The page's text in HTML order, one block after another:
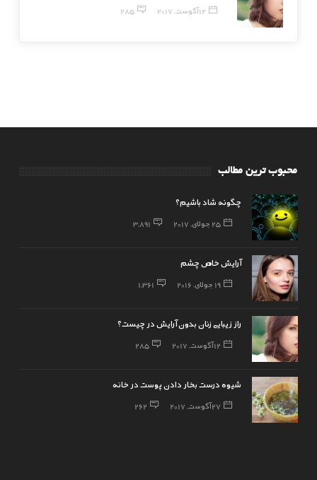
12 آگوست, 2017 285
محبوب ترین مطالب
چگونه شاد باشیم؟
25 جولای, 2017 3,891
آرایش خاص چشم
19 جولای, 2016 1,361
راز زیبایی زنان بدون آرایش در چیست؟
12 آگوست, 2017 285
شیوه درست بخار دادن پوست در خانه
27 آگوست, 2017 262